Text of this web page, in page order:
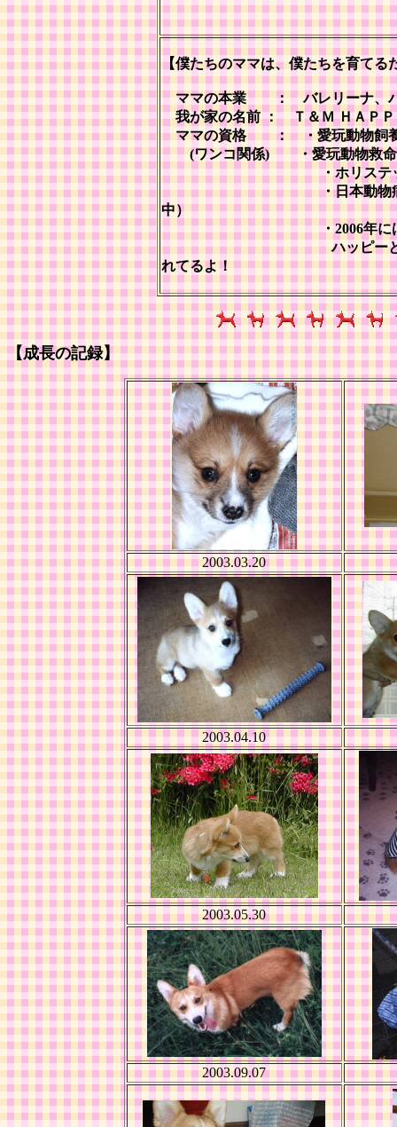
【僕たちのママは、僕たちを育てる
ママの本業 ： バレリーナ、バ
我が家の名前 ： Ｔ＆Ｍ ＨＡＰＰ
ママの資格 ： ・愛玩動物飼
(ワンコ関係) ・愛玩動物救命
・ホリステックケア
・日本動物病院福祉協会
中）
・2006年には、イアン・
ハッピーと共に参加。
れてるよ！
【成長の記録】
2003.03.20
2003.04.10
2003.05.30
2003.09.07